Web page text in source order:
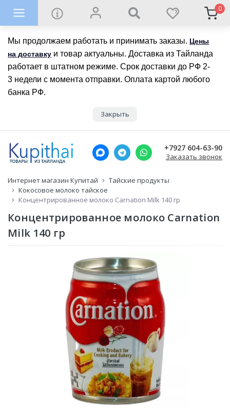
Мы продолжаем работать и принимать заказы. Цены
на доставку и товар актуальны. Доставка из Тайланда
работает в штатном режиме. Срок доставки до РФ 2-
3 недели с момента отправки. Оплата картой любого
банка РФ.
Закрыть
0
+7927 604-63-90
Заказать звонок
Интернет магазин Купитай
Тайские продукты
Кокосовое молоко тайское
Концентрированное молоко Carnation Milk 140 гр
Концентрированное молоко Carnation
Milk 140 гр